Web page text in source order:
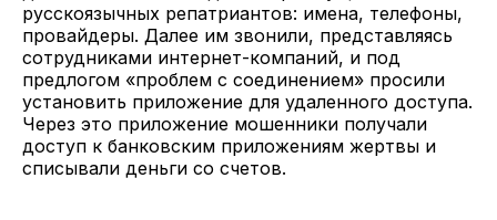
русскоязычных репатриантов: имена, телефоны,
провайдеры. Далее им звонили, представляясь
сотрудниками интернет-компаний, и под
предлогом «проблем с соединением» просили
установить приложение для удаленного доступа.
Через это приложение мошенники получали
доступ к банковским приложениям жертвы и
списывали деньги со счетов.